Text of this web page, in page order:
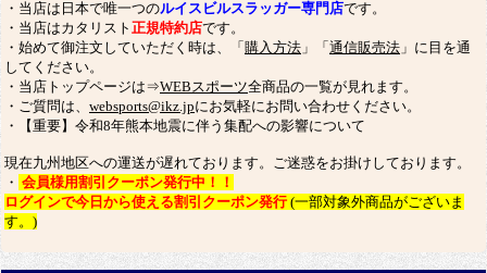
・当店は日本で唯一つのルイスビルスラッガー専門店です。
・当店はカタリスト 正規特約店です。
・始めて御注文していただく時は、「購入方法 」「通信販売法 」に目を通
してください。
・当店トップページは⇒WEBスポーツ全商品の一覧が見れます。
・ご質問は、 websports@ikz.jpにお気軽にお問い合わせください。
・【重要】令和8年熊本地震に伴う集配への影響について
現在九州地区への運送が遅れております。ご迷惑をお掛けしております。
・ 会員様用割引クーポン発行中！！
ログインで今日から使える割引クーポン発行(一部対象外商品がございま
す。)